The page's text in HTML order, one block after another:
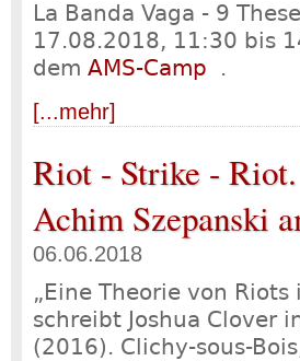
La Banda Vaga - 9
17.08.2018, 11:30 bis
dem AMS-Camp .
[...mehr]
Riot - Strike -
Achim Szepanski
06.06.2018
„Eine Theorie von
schreibt Joshua Clover
(2016). Clichy-sous-